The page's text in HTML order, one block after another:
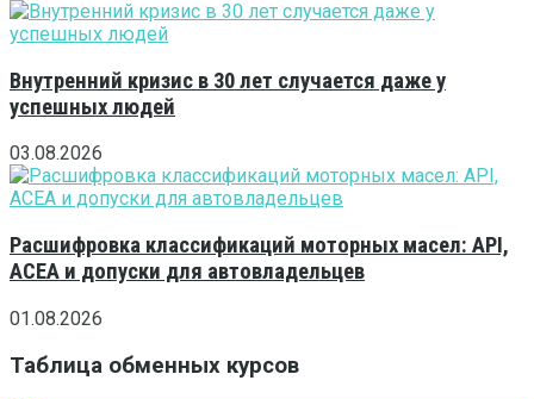
Внутренний кризис в 30 лет случается даже у
успешных людей
03.08.2026
Расшифровка классификаций моторных масел: API,
ACEA и допуски для автовладельцев
01.08.2026
Таблица обменных курсов